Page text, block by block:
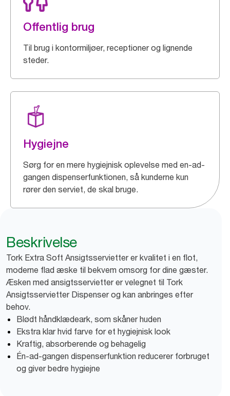
Offentlig brug
Til brug i kontormiljøer, receptioner og lignende
steder.
Hygiejne
Sørg for en mere hygiejnisk oplevelse med en-ad-
gangen dispenserfunktionen, så kunderne kun
rører den serviet, de skal bruge.
Beskrivelse
Tork Extra Soft Ansigtsservietter er kvalitet i en flot,
moderne flad æske til bekvem omsorg for dine gæster.
Æsken med ansigtsservietter er velegnet til Tork
Ansigtsservietter Dispenser og kan anbringes efter
behov.
Blødt håndklædeark, som skåner huden
Ekstra klar hvid farve for et hygiejnisk look
Kraftig, absorberende og behagelig
Én-ad-gangen dispenserfunktion reducerer forbruget
og giver bedre hygiejne